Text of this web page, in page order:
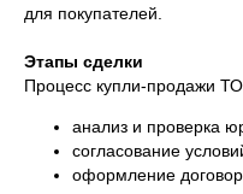
для покупателей.
Этапы сделки
Процесс купли-продажи
анализ и проверка
согласование
оформление